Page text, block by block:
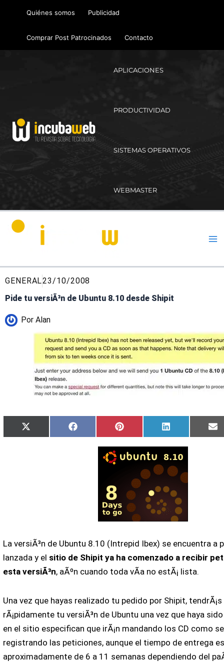
Quiénes somos Publicidad
Comprar Post Patrocinados Contacto
APLICACIONES
PRODUCTIVIDAD
SISTEMAS OPERATIVOS
WEBMASTER
GENERAL23/10/2008
Pide tu versiÃ³n de Ubuntu 8.10 desde Shipit
Por Alan
Compartir
en
X
(Twitter)
Compartir
en
Facebook
Compartir
en
Pinterest
Compartir
en
LinkedIn
La versiÃ³n de Ubuntu 8.10 (Intrepid Ibex) se encuentra a
lanzada y el sitio de Shipit ya ha comenzado a recibir
esta versiÃ³n, aÃºn cuando toda vÃ­a no estÃ¡ lista.
Una vez que hayas realizado tu pedido por Shipit,
rÃ¡pidamente tu versiÃ³n de Ubuntu una vez que haya
en el sitio especifican que irÃ¡n mandando los CD como
registrando las peticiones, aunque el tiempo de entrega
aproximadamente de 6 a 11 semanas dependiendo del